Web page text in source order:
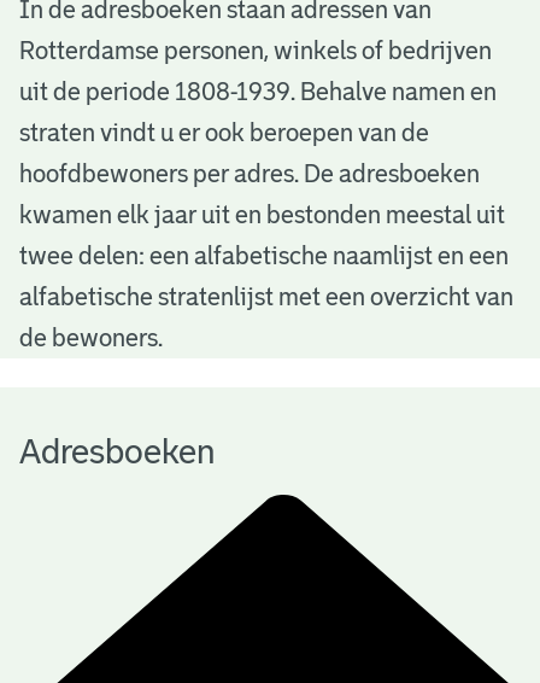
A
d
e
b
o
e
e
In de adresboeken staan adressen van
Rotterdamse personen, winkels of bedrijven
uit de periode 1808-1939. Behalve namen en
straten vindt u er ook beroepen van de
hoofdbewoners per adres. De adresboeken
kwamen elk jaar uit en bestonden meestal uit
twee delen: een alfabetische naamlijst en een
alfabetische stratenlijst met een overzicht van
de bewoners.
Adresboeken